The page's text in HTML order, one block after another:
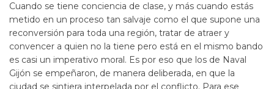
Cuando se tiene conciencia de clase, y más cuando estás
metido en un proceso tan salvaje como el que supone una
reconversión para toda una región, tratar de atraer y
convencer a quien no la tiene pero está en el mismo bando
es casi un imperativo moral. Es por eso que los de Naval
Gijón se empeñaron, de manera deliberada, en que la
ciudad se sintiera interpelada por el conflicto. Para ese